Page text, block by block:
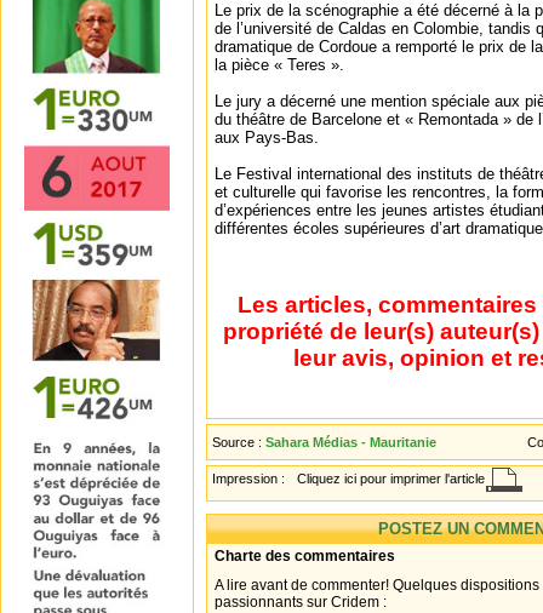
Le prix de la scénographie a été décerné à la
de l’université de Caldas en Colombie, tandis
dramatique de Cordoue a remporté le prix de
la pièce « Teres ».
Le jury a décerné une mention spéciale aux
du théâtre de Barcelone et « Remontada » de
aux Pays-Bas.
Le Festival international des instituts de
et culturelle qui favorise les rencontres, la
d’expériences entre les jeunes artistes
différentes écoles supérieures d’art
Les articles,
propriété de leur(s)
leur avis, opinion et
Source : Sahara Médias - Mauritanie
Impression : Cliquez ici pour imprimer l'article
POSTEZ UN
Charte des commentaires
A lire avant de commenter! Quelques
passionnants sur Cridem :